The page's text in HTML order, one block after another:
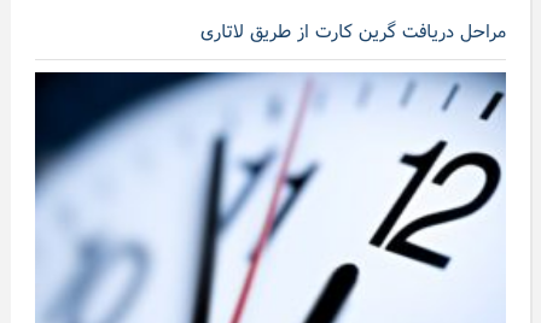
مراحل دریافت گرین کارت از طریق لاتاری